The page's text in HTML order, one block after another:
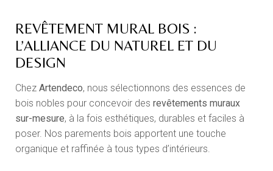
REVÊTEMENT MURAL BOIS :
L’ALLIANCE DU NATUREL ET DU
DESIGN
ChezArtendeco, nous sélectionnons des essences de
bois nobles pour concevoir desrevêtements muraux
sur-mesure, à la fois esthétiques, durables et faciles à
poser. Nos parements bois apportent une touche
organique et raffinée à tous types d’intérieurs.